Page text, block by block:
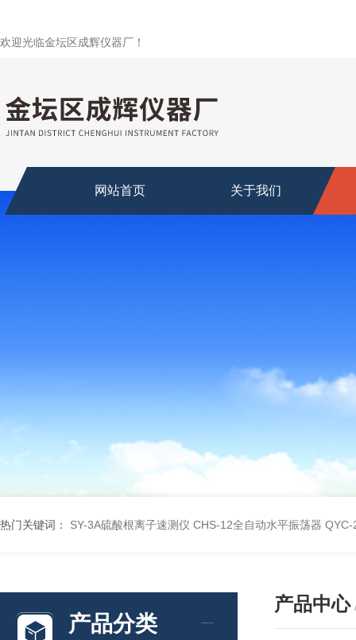
欢迎光临金坛区成辉仪器厂！
网站首页 关于我们
热门关键词： SY-3A硫酸根离子速测仪 CHS-12全自动水平振荡器 QYC-
产品分类
产品中心